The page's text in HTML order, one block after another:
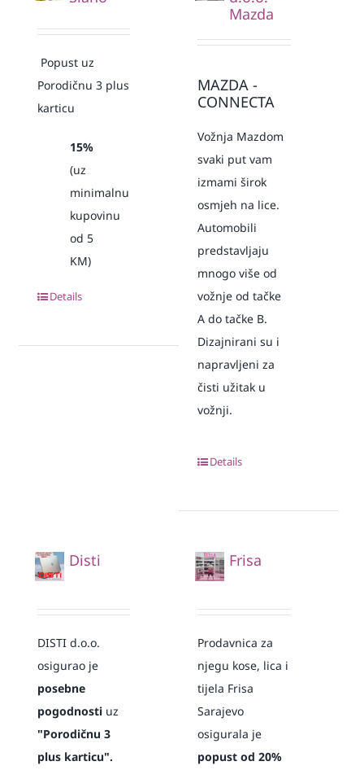
Popust uz
Porodičnu 3 plus
karticu
15%
(uz
minimalnu
kupovinu
od 5
KM)
Details
Mazda
MAZDA -
CONNECTA
Vožnja Mazdom
svaki put vam
izmami širok
osmjeh na lice.
Automobili
predstavljaju
mnogo više od
vožnje od tačke
A do tačke B.
Dizajnirani su i
napravljeni za
čisti užitak u
vožnji.
Details
Disti
DISTI d.o.o.
osigurao je
posebne
pogodnostiuz
"Porodičnu 3
plus karticu".
Frisa
Prodavnica za
njegu kose, lica i
tijela Frisa
Sarajevo
osigurala je
popust od 20%